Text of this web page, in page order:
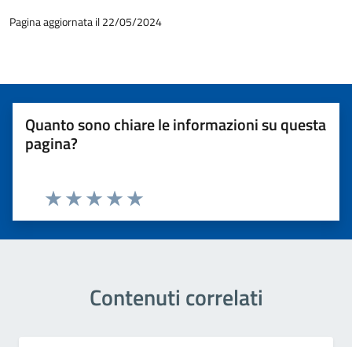
Pagina aggiornata il 22/05/2024
Quanto sono chiare le informazioni su questa
pagina?
Valuta 5 stelle su 5
Valuta 4 stelle su 5
Valuta 3 stelle su 5
Valuta 2 stelle su 5
Valuta 1 stelle su 5
Contenuti correlati